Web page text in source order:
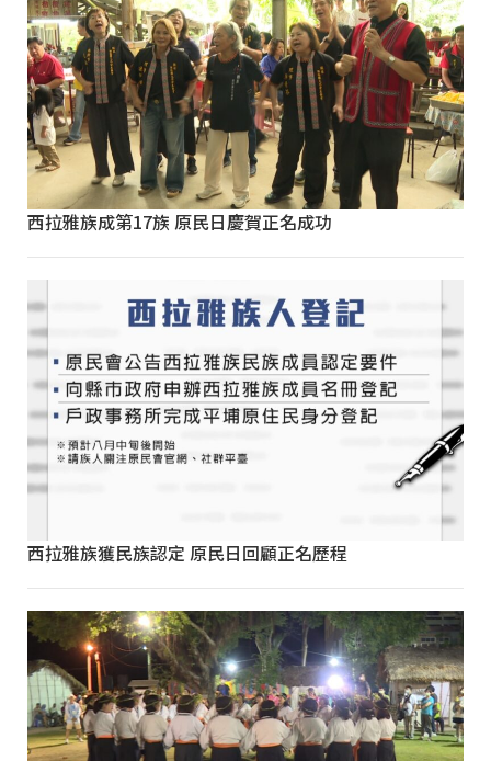
西拉雅族成第17族 原民日慶賀正名成功
西拉雅族獲民族認定 原民日回顧正名歷程